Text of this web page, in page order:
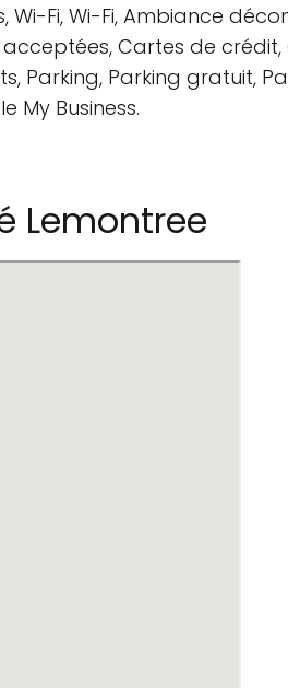
Wi-Fi, Wi-Fi, Ambiance
acceptées, Cartes de
Parking, Parking gratuit,
My Business.
Lemontree